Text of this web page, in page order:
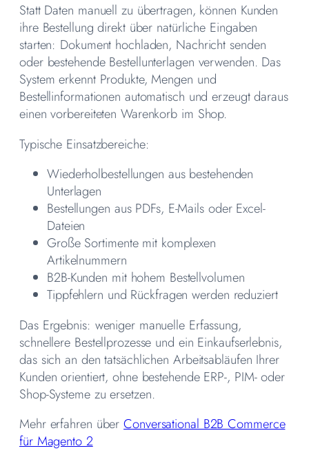
Statt Daten manuell zu übertragen, können Kunden
ihre Bestellung direkt über natürliche Eingaben
starten: Dokument hochladen, Nachricht senden
oder bestehende Bestellunterlagen verwenden. Das
System erkennt Produkte, Mengen und
Bestellinformationen automatisch und erzeugt daraus
einen vorbereiteten Warenkorb im Shop.
Typische Einsatzbereiche:
Wiederholbestellungen aus bestehenden
Unterlagen
Bestellungen aus PDFs, E-Mails oder Excel-
Dateien
Große Sortimente mit komplexen
Artikelnummern
B2B-Kunden mit hohem Bestellvolumen
Tippfehlern und Rückfragen werden reduziert
Das Ergebnis: weniger manuelle Erfassung,
schnellere Bestellprozesse und ein Einkaufserlebnis,
das sich an den tatsächlichen Arbeitsabläufen Ihrer
Kunden orientiert, ohne bestehende ERP-, PIM- oder
Shop-Systeme zu ersetzen.
Mehr erfahren überConversational B2B Commerce
für Magento 2